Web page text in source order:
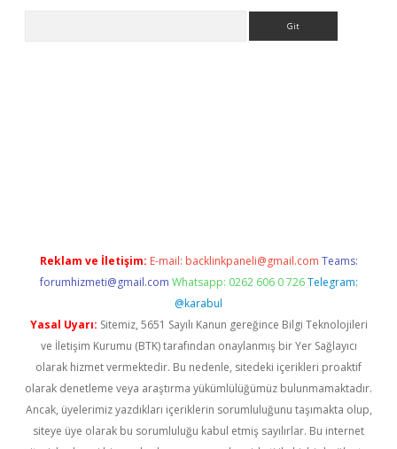
Reklam ve İletişim: E-mail: backlinkpaneli@gmail.com Teams:
forumhizmeti@gmail.com Whatsapp: 0262 606 0 726 Telegram:
@karabul
Yasal Uyarı: Sitemiz, 5651 Sayılı Kanun gereğince Bilgi Teknolojileri
ve İletişim Kurumu (BTK) tarafından onaylanmış bir Yer Sağlayıcı
olarak hizmet vermektedir. Bu nedenle, sitedeki içerikleri proaktif
olarak denetleme veya araştırma yükümlülüğümüz bulunmamaktadır.
Ancak, üyelerimiz yazdıkları içeriklerin sorumluluğunu taşımakta olup,
siteye üye olarak bu sorumluluğu kabul etmiş sayılırlar. Bu internet